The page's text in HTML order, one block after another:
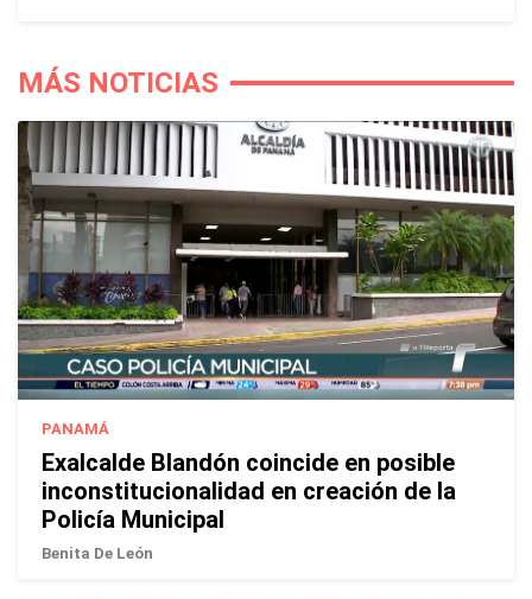
MÁS NOTICIAS
PANAMÁ
Exalcalde Blandón coincide en posible
inconstitucionalidad en creación de la
Policía Municipal
Benita De León